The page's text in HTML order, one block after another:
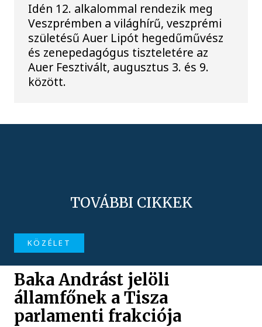
Idén 12. alkalommal rendezik meg
Veszprémben a világhírű, veszprémi
születésű Auer Lipót hegedűművész
és zenepedagógus tiszteletére az
Auer Fesztivált, augusztus 3. és 9.
között.
TOVÁBBI CIKKEK
KÖZÉLET
Baka Andrást jelöli
államfőnek a Tisza
parlamenti frakciója